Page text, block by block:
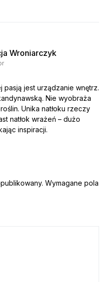
Wroniarczyk
pasją jest urządzanie wnętrz.
Nie wyobraża
Unika natłoku rzeczy
natłok wrażeń – dużo
inspiracji.
Wymagane pola